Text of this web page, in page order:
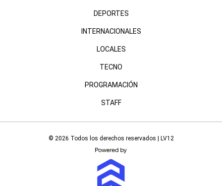
DEPORTES
INTERNACIONALES
LOCALES
TECNO
PROGRAMACIÓN
STAFF
© 2026 Todos los derechos reservados | LV12